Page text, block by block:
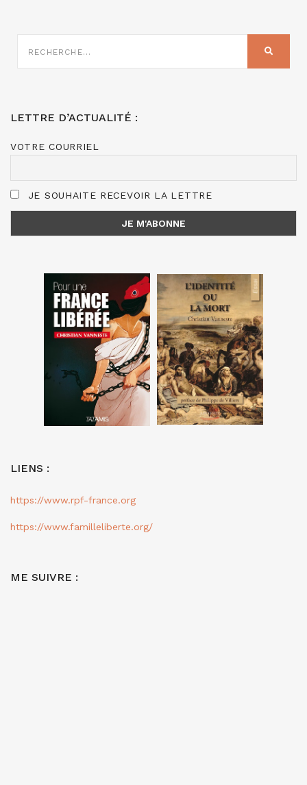
SUR
LETTRE D’ACTUALITÉ :
VOTRE COURRIEL
JE SOUHAITE RECEVOIR LA LETTRE
LIENS :
https://www.rpf-france.org
https://www.familleliberte.org/
ME SUIVRE :